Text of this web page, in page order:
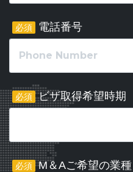
必須 電話番号
必須 ビザ取得希望時期
必須 M＆Aご希望の業種